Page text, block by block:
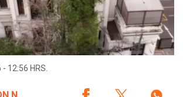
- 12:56 HRS.